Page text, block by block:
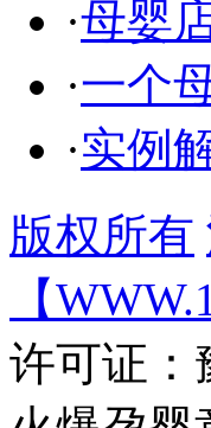
·母婴
·一个
·实例
版权所有
【
许可证：